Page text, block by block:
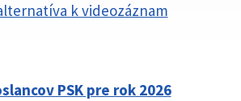
k videozáznam
PSK pre rok 2026